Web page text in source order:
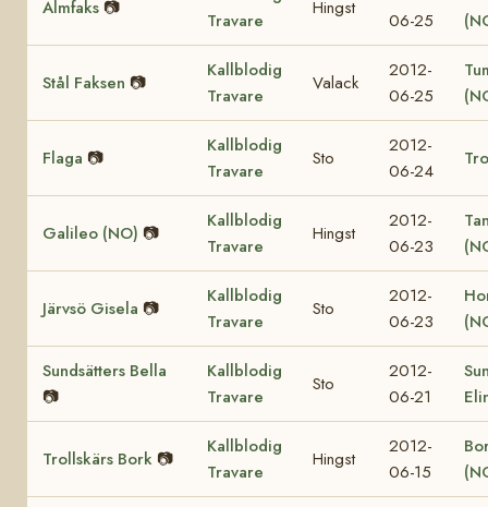
Almfaks 📷
Travare
Hingst
06-25
Stål Faksen 📷
Kallblodig
Travare
Valack
2012-
06-25
Flaga 📷
Kallblodig
Travare
Sto
2012-
06-24
Galileo (NO) 📷
Kallblodig
Travare
Hingst
2012-
06-23
Järvsö Gisela 📷
Kallblodig
Travare
Sto
2012-
06-23
Sundsätters Bella
📷
Kallblodig
Travare
Sto
2012-
06-21
Trollskärs Bork 📷
Kallblodig
Travare
Hingst
2012-
06-15